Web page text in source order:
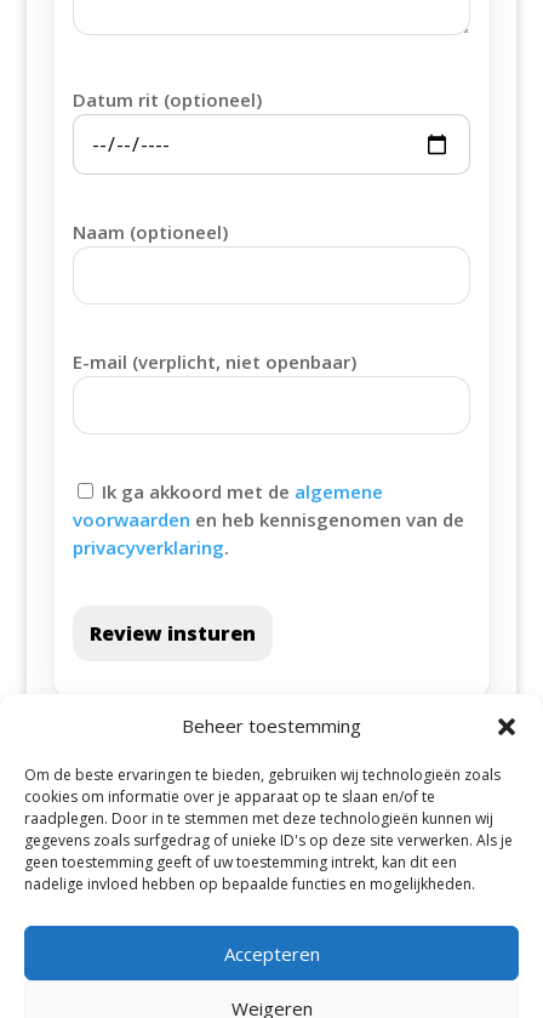
Beheer toestemming
Om de beste ervaringen te bieden, gebruiken wij technologieën zoals
cookies om informatie over je apparaat op te slaan en/of te
raadplegen. Door in te stemmen met deze technologieën kunnen wij
gegevens zoals surfgedrag of unieke ID's op deze site verwerken. Als je
geen toestemming geeft of uw toestemming intrekt, kan dit een
nadelige invloed hebben op bepaalde functies en mogelijkheden.
Accepteren
Weigeren
Datum rit (optioneel)
Naam (optioneel)
E-mail (verplicht, niet openbaar)
Ik ga akkoord met de algemene
voorwaarden en heb kennisgenomen van de
privacyverklaring.
Review insturen
Alle steden